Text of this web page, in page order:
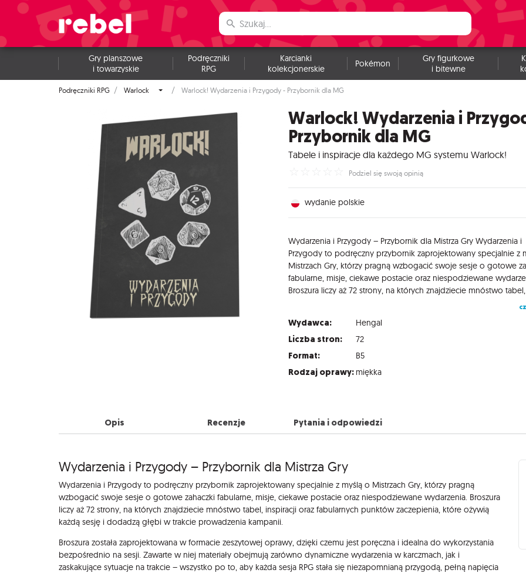
Gry planszowe
i towarzyskie
Podręczniki
RPG
Karcianki
kolekcjonerskie
Pokémon
Gry figurkowe
i bitewne
Podręczniki RPG Warlock Warlock! Wydarzenia i Przygody - Przybornik dla MG
Warlock! Wydarzenia i
Przybornik dla MG
Tabele i inspiracje dla każdego MG systemu Warlock!
Podziel się swoją opinią
wydanie polskie
Wydarzenia i Przygody – Przybornik dla Mistrza Gry Wydarzenia i
Przygody to podręczny przybornik zaprojektowany specjalnie z
Mistrzach Gry, którzy pragną wzbogacić swoje sesje o gotowe
fabularne, misje, ciekawe postacie oraz niespodziewane
Wydawca: Hengal
Liczba stron: 72
Format: B5
Rodzaj oprawy: miękka
Opis Recenzje Pytania i odpowiedzi
Opis
Wydarzenia i Przygody – Przybornik dla Mistrza Gry
Wydarzenia i Przygody to podręczny przybornik zaprojektowany specjalnie z myślą o Mistrzach Gry, którzy pragną
wzbogacić swoje sesje o gotowe zahaczki fabularne, misje, ciekawe postacie oraz niespodziewane wydarzenia. Broszura
liczy aż 72 strony, na których znajdziecie mnóstwo tabel, inspiracji oraz fabularnych punktów zaczepienia, które ożywią
każdą sesję i dodadzą głębi w trakcie prowadzenia kampanii.
Broszura została zaprojektowana w formacie zeszytowej oprawy, dzięki czemu jest poręczna i idealna do wykorzystania
bezpośrednio na sesji. Zawarte w niej materiały obejmują zarówno dynamiczne wydarzenia w karczmach, jak i
zaskakujące sytuacje na trakcie – wszystko po to, aby każda sesja RPG stała się niezapomnianą przygodą, pełną napięcia